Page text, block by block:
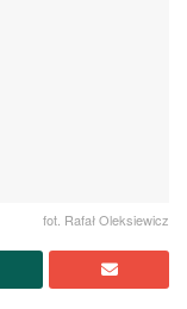
fot. Rafał Oleksiewicz